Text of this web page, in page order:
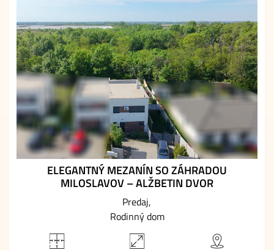
ELEGANTNÝ MEZANÍN SO ZÁHRADOU
MILOSLAVOV – ALŽBETIN DVOR
Predaj
Rodinný dom